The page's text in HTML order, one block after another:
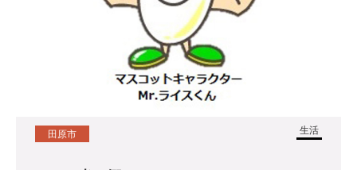
生活
田原市